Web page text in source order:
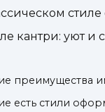
кантри: уют и
преимущества
есть стили